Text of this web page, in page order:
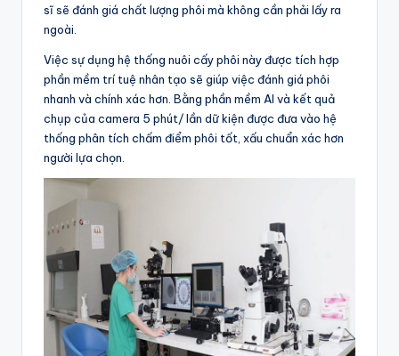
sĩ sẽ đánh giá chất lượng phôi mà không cần phải lấy ra
ngoài.
Việc sự dụng hệ thống nuôi cấy phôi này được tích hợp
phần mềm trí tuệ nhân tạo sẽ giúp việc đánh giá phôi
nhanh và chính xác hơn. Bằng phần mềm AI và kết quả
chụp của camera 5 phút/ lần dữ kiện được đưa vào hệ
thống phân tích chấm điểm phôi tốt, xấu chuẩn xác hơn
người lựa chọn.